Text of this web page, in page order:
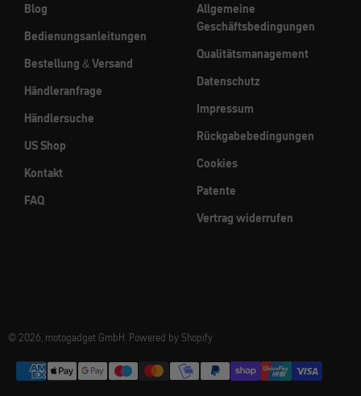
Blog
Bedienungsanleitungen
Bestellung & Versand
Händleranfrage
Händlersuche
US Shop
Kontakt
FAQ
Allgemeine
Geschäftsbedingungen
Qualitätsmanagement
Datenschutz
Impressum
Rückgabebedingungen
Cookies
Patente
Vertrag widerrufen
© 2026, motogadget GmbH. Powered by Shopify